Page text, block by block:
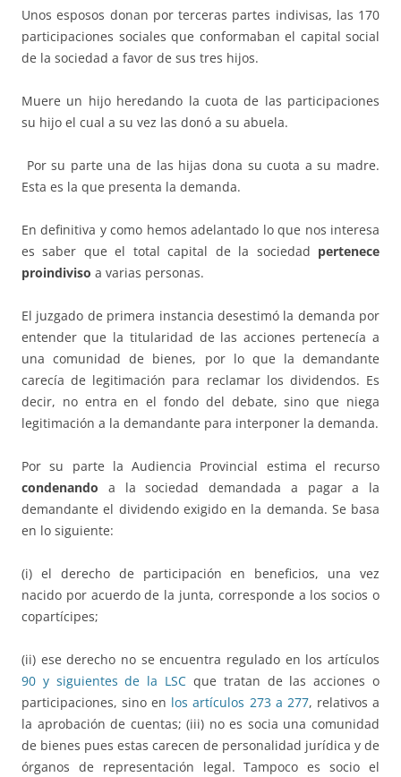
Unos esposos donan por terceras partes indivisas, las 170
participaciones sociales que conformaban el capital social
de la sociedad a favor de sus tres hijos.
Muere un hijo heredando la cuota de las participaciones
su hijo el cual a su vez las donó a su abuela.
Por su parte una de las hijas dona su cuota a su madre.
Esta es la que presenta la demanda.
En definitiva y como hemos adelantado lo que nos interesa
es saber que el total capital de la sociedad pertenece
proindiviso a varias personas.
El juzgado de primera instancia desestimó la demanda por
entender que la titularidad de las acciones pertenecía a
una comunidad de bienes, por lo que la demandante
carecía de legitimación para reclamar los dividendos. Es
decir, no entra en el fondo del debate, sino que niega
legitimación a la demandante para interponer la demanda.
Por su parte la Audiencia Provincial estima el recurso
condenando a la sociedad demandada a pagar a la
demandante el dividendo exigido en la demanda. Se basa
en lo siguiente:
(i) el derecho de participación en beneficios, una vez
nacido por acuerdo de la junta, corresponde a los socios o
copartícipes;
(ii) ese derecho no se encuentra regulado en los artículos
90 y siguientes de la LSC que tratan de las acciones o
participaciones, sino en los artículos 273 a 277, relativos a
la aprobación de cuentas; (iii) no es socia una comunidad
de bienes pues estas carecen de personalidad jurídica y de
órganos de representación legal. Tampoco es socio el